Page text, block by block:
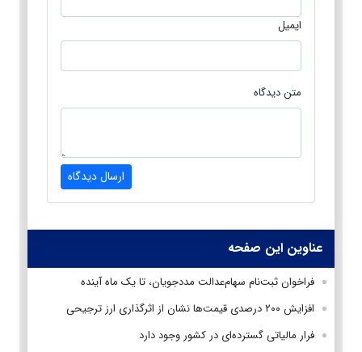
ایمیل
متن دیدگاه
ارسال دیدگاه
عناوین این صفحه
فراخوان ثبت‌نام سهام‌عدالت مددجویان، تا یک ماه آینده
افزایش ۲۰۰ درصدی قیمت‌ها نشان از اثرگذاری ارز ترجیحی
فرار مالیاتی گسترده‌ای در کشور وجود دارد